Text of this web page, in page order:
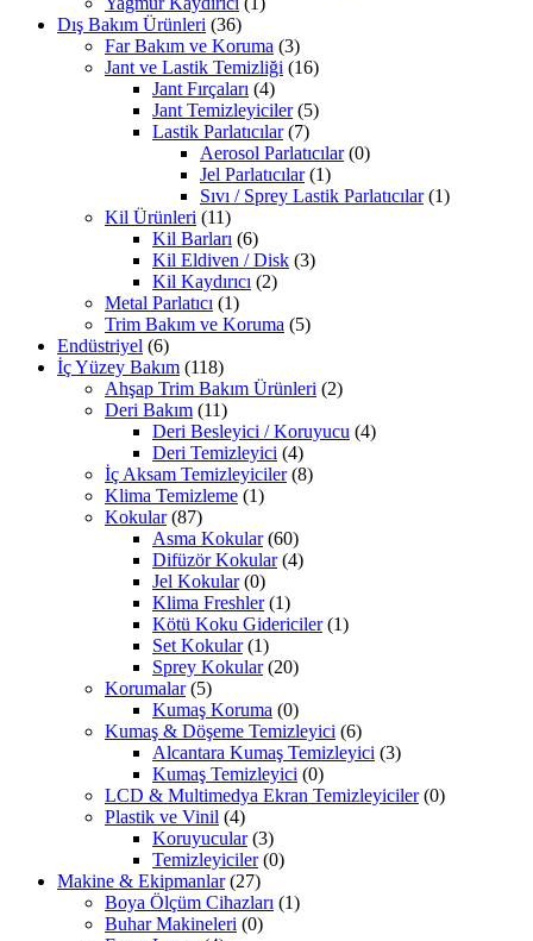
Dış Bakım Ürünleri (36)
Far Bakım ve Koruma (3)
Jant ve Lastik Temizliği (16)
Jant Fırçaları (4)
Jant Temizleyiciler (5)
Lastik Parlatıcılar (7)
Aerosol Parlatıcılar (0)
Jel Parlatıcılar (1)
Sıvı / Sprey Lastik Parlatıcılar (1)
Kil Ürünleri (11)
Kil Barları (6)
Kil Eldiven / Disk (3)
Kil Kaydırıcı (2)
Metal Parlatıcı (1)
Trim Bakım ve Koruma (5)
Endüstriyel (6)
İç Yüzey Bakım (118)
Ahşap Trim Bakım Ürünleri (2)
Deri Bakım (11)
Deri Besleyici / Koruyucu (4)
Deri Temizleyici (4)
İç Aksam Temizleyiciler (8)
Klima Temizleme (1)
Kokular (87)
Asma Kokular (60)
Difüzör Kokular (4)
Jel Kokular (0)
Klima Freshler (1)
Kötü Koku Gidericiler (1)
Set Kokular (1)
Sprey Kokular (20)
Korumalar (5)
Kumaş Koruma (0)
Kumaş & Döşeme Temizleyici (6)
Alcantara Kumaş Temizleyici (3)
Kumaş Temizleyici (0)
LCD & Multimedya Ekran Temizleyiciler (0)
Plastik ve Vinil (4)
Koruyucular (3)
Temizleyiciler (0)
Makine & Ekipmanlar (27)
Boya Ölçüm Cihazları (1)
Buhar Makineleri (0)